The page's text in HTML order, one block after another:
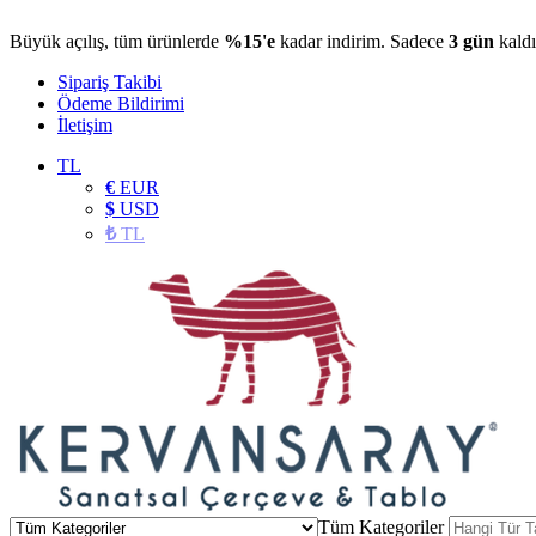
Büyük açılış, tüm ürünlerde %15'e kadar indirim. Sadece 3 gün
Sipariş Takibi
Ödeme Bildirimi
İletişim
TL
€ EUR
$ USD
₺TL
Tüm Kategoriler